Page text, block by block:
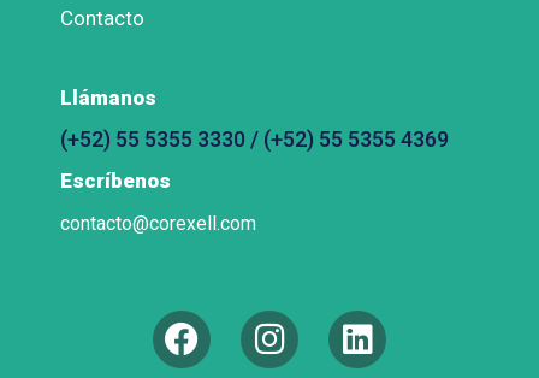
Contacto
Llámanos
(+52) 55 5355 3330 / (+52) 55 5355 4369
Escríbenos
contacto@corexell.com